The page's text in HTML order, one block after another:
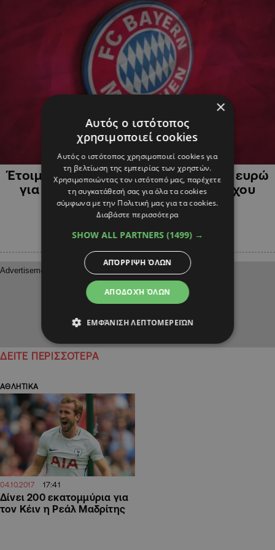
Έτοιμη να ξοδέψει 200 εκατομμύρια ευρώ
για μεταγραφές οι Μπάγερν Μονάχου
ΔΕΙΤΕ ΠΕΡΙΣΣΟΤΕΡΑ
ΑΘΛΗΤΙΚΑ
04.10.2017 17:41
Δίνει 200 εκατομμύρια για
τον Κέιν η Ρεάλ Μαδρίτης
×
Αυτός ο ιστότοπος
χρησιμοποιεί cookies
Αυτός ο ιστότοπος χρησιμοποιεί cookies για
τη βελτίωση της εμπειρίας των χρηστών.
Χρησιμοποιώντας τον ιστότοπό μας, παρέχετε
τη συγκατάθεσή σας για όλα τα cookies
σύμφωνα με την Πολιτική μας για τα cookies.
Διαβάστε περισσότερα
SHOW ALL PARTNERS (1499) →
ΑΠΟΔΟΧΉ ΌΛΩΝ
ΑΠΌΡΡΙΨΗ ΌΛΩΝ
ΕΜΦΆΝΙΣΗ ΛΕΠΤΟΜΕΡΕΙΏΝ